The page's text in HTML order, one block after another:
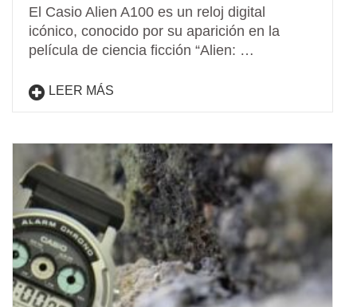
El Casio Alien A100 es un reloj digital
icónico, conocido por su aparición en la
película de ciencia ficción “Alien: …
LEER MÁS